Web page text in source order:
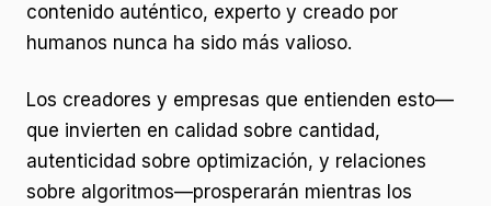
contenido auténtico, experto y creado por
humanos nunca ha sido más valioso.
Los creadores y empresas que entienden esto—
que invierten en calidad sobre cantidad,
autenticidad sobre optimización, y relaciones
sobre algoritmos—prosperarán mientras los